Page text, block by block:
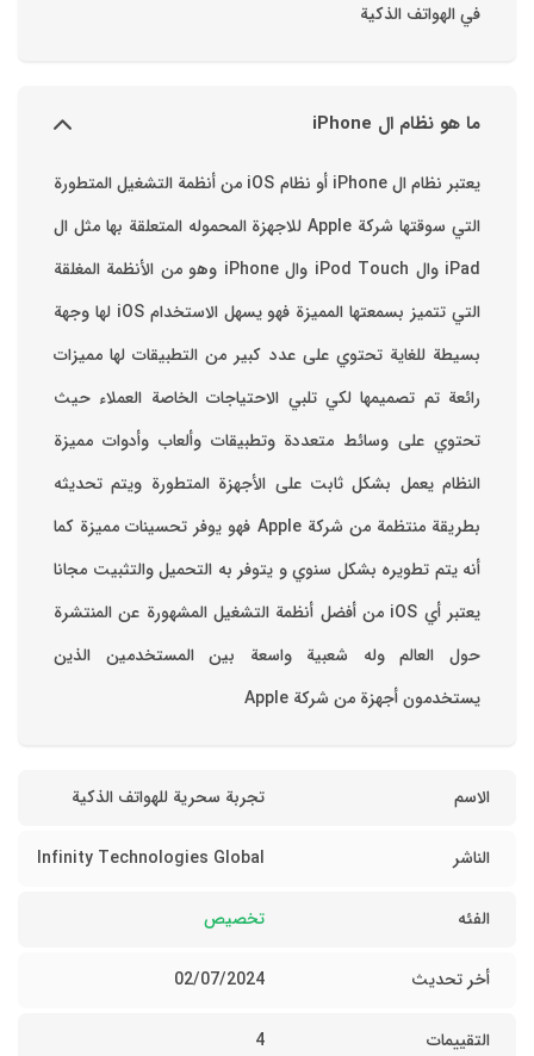
في الهواتف الذكية
ما هو نظام ال iPhone
يعتبر نظام ال iPhone أو نظام iOS من أنظمة التشغيل المتطورة
التي سوقتها شركة Apple للاجهزة المحموله المتعلقة بها مثل ال
iPad وال iPod Touch وال iPhone وهو من الأنظمة المغلقة
التي تتميز بسمعتها المميزة فهو يسهل الاستخدام ‏iOS لها وجهة
بسيطة للغاية تحتوي على عدد كبير من التطبيقات لها مميزات
رائعة تم تصميمها لكي تلبي الاحتياجات الخاصة العملاء حيث
تحتوي على وسائط متعددة وتطبيقات وألعاب وأدوات مميزة
‏النظام يعمل بشكل ثابت على الأجهزة المتطورة ويتم تحديثه
بطريقة منتظمة من شركة Apple فهو يوفر تحسينات مميزة كما
أنه يتم تطويره بشكل سنوي و يتوفر به التحميل والتثبيت مجانا
‏يعتبر أي iOS من أفضل أنظمة التشغيل المشهورة عن المنتشرة
حول العالم وله شعبية واسعة بين المستخدمين الذين
يستخدمون أجهزة من شركة Apple
الاسم تجربة سحرية للهواتف الذكية
الناشر Infinity Technologies Global
الفئه تخصيص
أخر تحديث 02/07/2024
التقييمات 4